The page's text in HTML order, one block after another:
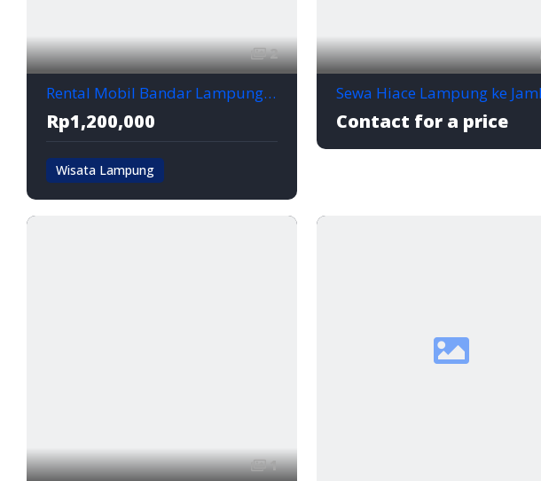
2
Rental Mobil Bandar Lampung Murah Paket Supir dan BBM
Rp1,200,000
Wisata Lampung
Contact for a price
1